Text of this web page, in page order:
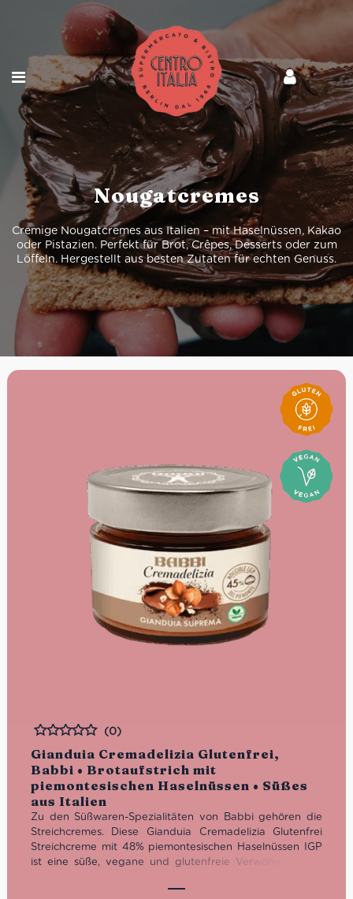
Nougatcremes
Cremige Nougatcremes aus Italien – mit Haselnüssen, Kakao
oder Pistazien. Perfekt für Brot, Crêpes, Desserts oder zum
Löffeln. Hergestellt aus besten Zutaten für echten Genuss.
Gianduia Cremadelizia Glutenfrei,
Babbi • Brotaufstrich mit
piemontesischen Haselnüssen • Süßes
aus Italien
Bewertet
(0)
Zu den Süßwaren-Spezialitäten von Babbi gehören die
Streichcremes. Diese Gianduia Cremadelizia Glutenfrei
Streichcreme mit 48% piemontesischen Haselnüssen IGP
ist eine süße, vegane und glutenfreie Verwöhnung. Du
Rezept als Dessert verwenden und genießen. Die Babbi